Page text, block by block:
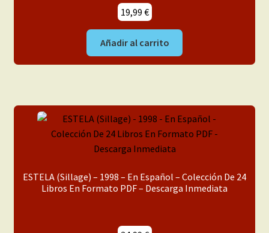
19,99 €
Añadir al carrito
ESTELA (Sillage) – 1998 – En Español – Colección De 24
Libros En Formato PDF – Descarga Inmediata